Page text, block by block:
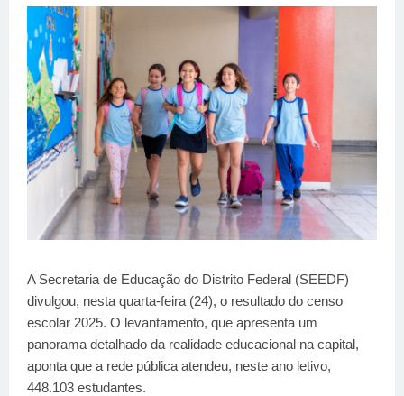
A Secretaria de Educação do Distrito Federal (SEEDF)
divulgou, nesta quarta-feira (24), o resultado do censo
escolar 2025. O levantamento, que apresenta um
panorama detalhado da realidade educacional na capital,
aponta que a rede pública atendeu, neste ano letivo,
448.103 estudantes.